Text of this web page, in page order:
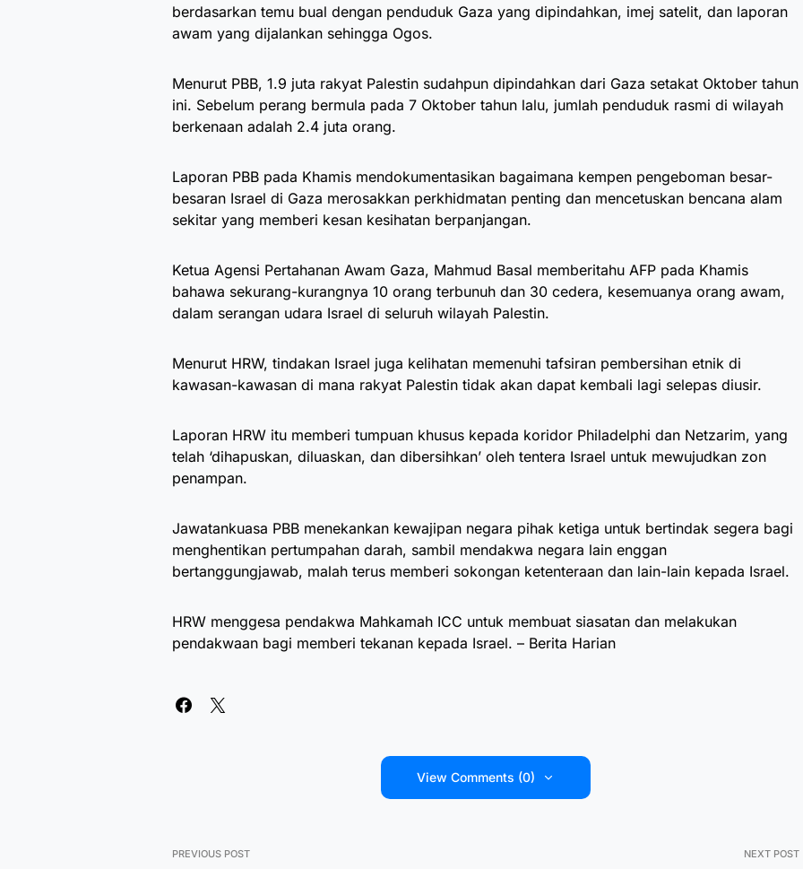
berdasarkan temu bual dengan penduduk Gaza yang dipindahkan, imej satelit, dan laporan
awam yang dijalankan sehingga Ogos.
Menurut PBB, 1.9 juta rakyat Palestin sudahpun dipindahkan dari Gaza setakat Oktober tahun
ini. Sebelum perang bermula pada 7 Oktober tahun lalu, jumlah penduduk rasmi di wilayah
berkenaan adalah 2.4 juta orang.
Laporan PBB pada Khamis mendokumentasikan bagaimana kempen pengeboman besar-
besaran Israel di Gaza merosakkan perkhidmatan penting dan mencetuskan bencana alam
sekitar yang memberi kesan kesihatan berpanjangan.
Ketua Agensi Pertahanan Awam Gaza, Mahmud Basal memberitahu AFP pada Khamis
bahawa sekurang-kurangnya 10 orang terbunuh dan 30 cedera, kesemuanya orang awam,
dalam serangan udara Israel di seluruh wilayah Palestin.
Menurut HRW, tindakan Israel juga kelihatan memenuhi tafsiran pembersihan etnik di
kawasan-kawasan di mana rakyat Palestin tidak akan dapat kembali lagi selepas diusir.
Laporan HRW itu memberi tumpuan khusus kepada koridor Philadelphi dan Netzarim, yang
telah ‘dihapuskan, diluaskan, dan dibersihkan’ oleh tentera Israel untuk mewujudkan zon
penampan.
Jawatankuasa PBB menekankan kewajipan negara pihak ketiga untuk bertindak segera bagi
menghentikan pertumpahan darah, sambil mendakwa negara lain enggan
bertanggungjawab, malah terus memberi sokongan ketenteraan dan lain-lain kepada Israel.
HRW menggesa pendakwa Mahkamah ICC untuk membuat siasatan dan melakukan
pendakwaan bagi memberi tekanan kepada Israel. – Berita Harian
View Comments (0)
PREVIOUS POST NEXT POST